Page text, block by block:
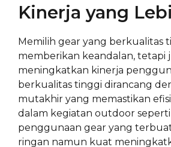
Kinerja yang
Memilih gear yang berkualitas
memberikan keandalan, tetapi
meningkatkan kinerja
berkualitas tinggi dirancang
mutakhir yang memastikan
dalam kegiatan outdoor
penggunaan gear yang
ringan namun kuat